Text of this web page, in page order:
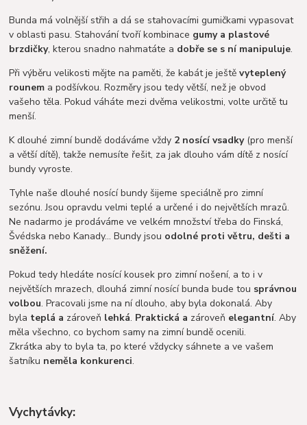
Bunda má volnější střih a dá se stahovacími gumičkami vypasovat
v oblasti pasu. Stahování tvoří kombinace gumy a plastové
brzdičky, kterou snadno nahmatáte a dobře se s ní manipuluje.
Při výběru velikosti mějte na paměti, že kabát je ještěvyteplený
rounem a podšívkou. Rozměry jsou tedy větší, než je obvod
vašeho těla. Pokud váháte mezi dvěma velikostmi, volte určitě tu
menší.
K dlouhé zimní bundě dodáváme vždy 2 nosící vsadky(pro menší
a větší dítě), takže nemusíte řešit, za jak dlouho vám dítě z nosící
bundy vyroste.
Tyhle naše dlouhé nosící bundy šijeme speciálně pro zimní
sezónu. Jsou opravdu velmi teplé a určené i do největších mrazů.
Ne nadarmo je prodáváme ve velkém množství třeba do Finská,
Švédska nebo Kanady… Bundy jsou odolné proti větru, dešti a
sněžení.
Pokud tedy hledáte nosící kousek pro zimní nošení, a to i v
největších mrazech, dlouhá zimní nosící bunda bude tou správnou
volbou. Pracovali jsme na ní dlouho, aby byla dokonalá. Aby
byla teplá a zároveň lehká. Praktická a zároveň elegantní. Aby
měla všechno, co bychom samy na zimní bundě ocenili.
Zkrátka aby to byla ta, po které vždycky sáhnete a ve vašem
šatníku neměla konkurenci.
Vychytávky: